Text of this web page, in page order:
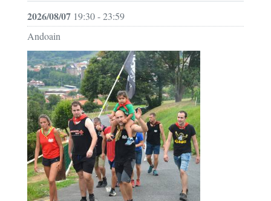
2026/08/07 19:30 - 23:59
Andoain